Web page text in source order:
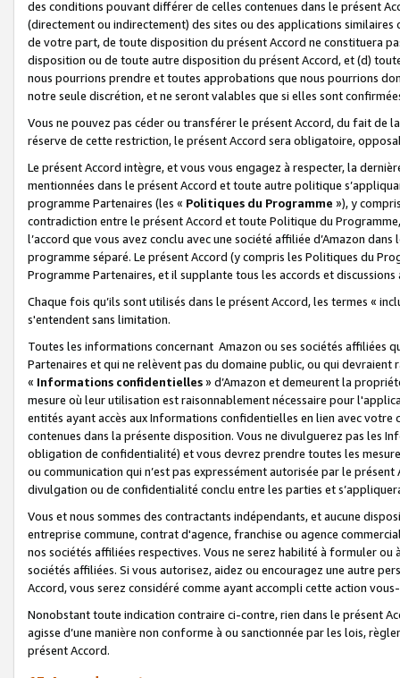
des conditions pouvant différer de celles contenues dans le présent
(directement ou indirectement) des sites ou des applications
de votre part, de toute disposition du présent Accord ne constituera
disposition ou de toute autre disposition du présent Accord, et (d)
nous pourrions prendre et toutes approbations que nous pourrions
notre seule discrétion, et ne seront valables que si elles sont
Vous ne pouvez pas céder ou transférer le présent Accord, du fait de
réserve de cette restriction, le présent Accord sera obligatoire,
Le présent Accord intègre, et vous vous engagez à respecter, la
mentionnées dans le présent Accord et toute autre politique
programme Partenaires (les « Politiques du Programme »), y
contradiction entre le présent Accord et toute Politique du
l’accord que vous avez conclu avec une société affiliée d’Amazon
programme séparé. Le présent Accord (y compris les Politiques du
Programme Partenaires, et il supplante tous les accords et discussions
Chaque fois qu’ils sont utilisés dans le présent Accord, les termes «
s'entendent sans limitation.
Toutes les informations concernant Amazon ou ses sociétés affiliées
Partenaires et qui ne relèvent pas du domaine public, ou qui
« Informations confidentielles» d’Amazon et demeurent la
mesure où leur utilisation est raisonnablement nécessaire pour
entités ayant accès aux Informations confidentielles en lien avec
contenues dans la présente disposition. Vous ne divulguerez pas les
obligation de confidentialité) et vous devrez prendre toutes les
ou communication qui n’est pas expressément autorisée par le
divulgation ou de confidentialité conclu entre les parties et
Vous et nous sommes des contractants indépendants, et aucune
entreprise commune, contrat d'agence, franchise ou agence
nos sociétés affiliées respectives. Vous ne serez habilité à formuler
sociétés affiliées. Si vous autorisez, aidez ou encouragez une autre
Accord, vous serez considéré comme ayant accompli cette action
Nonobstant toute indication contraire ci-contre, rien dans le présent
agisse d’une manière non conforme à ou sanctionnée par les lois,
présent Accord.